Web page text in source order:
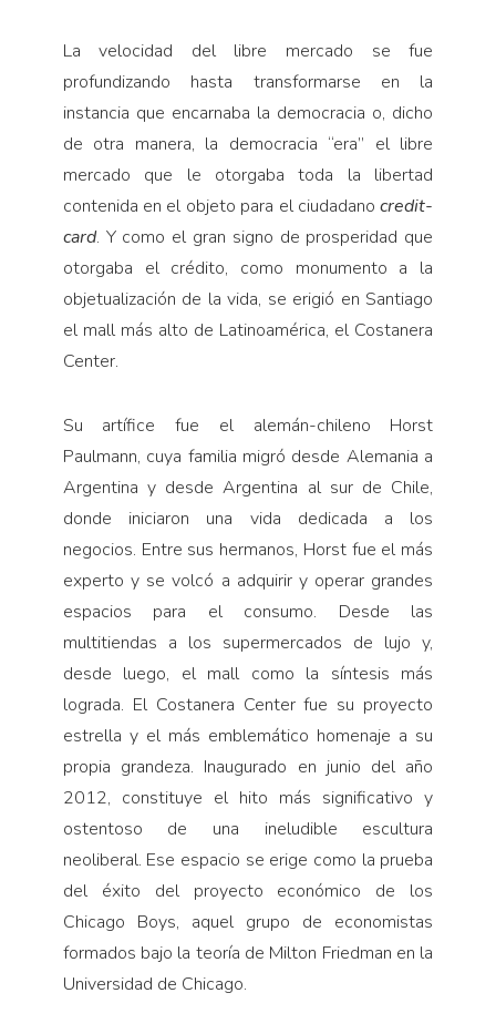
La velocidad del libre mercado se fue
profundizando hasta transformarse en la
instancia que encarnaba la democracia o, dicho
de otra manera, la democracia “era” el libre
mercado que le otorgaba toda la libertad
contenida en el objeto para el ciudadanocredit-
card. Y como el gran signo de prosperidad que
otorgaba el crédito, como monumento a la
objetualización de la vida, se erigió en Santiago
el mall más alto de Latinoamérica, el Costanera
Center.
Su artífice fue el alemán-chileno Horst
Paulmann, cuya familia migró desde Alemania a
Argentina y desde Argentina al sur de Chile,
donde iniciaron una vida dedicada a los
negocios. Entre sus hermanos, Horst fue el más
experto y se volcó a adquirir y operar grandes
espacios para el consumo. Desde las
multitiendas a los supermercados de lujo y,
desde luego, el mall como la síntesis más
lograda. El Costanera Center fue su proyecto
estrella y el más emblemático homenaje a su
propia grandeza. Inaugurado en junio del año
2012, constituye el hito más significativo y
ostentoso de una ineludible escultura
neoliberal. Ese espacio se erige como la prueba
del éxito del proyecto económico de los
Chicago Boys, aquel grupo de economistas
formados bajo la teoría de Milton Friedman en la
Universidad de Chicago.